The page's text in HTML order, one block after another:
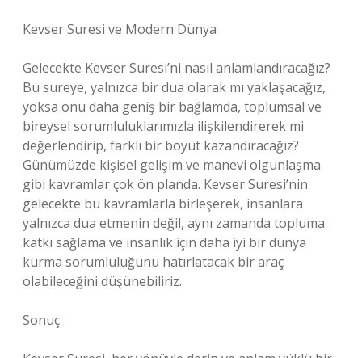
Kevser Suresi ve Modern Dünya
Gelecekte Kevser Suresi’ni nasıl anlamlandıracağız?
Bu sureye, yalnızca bir dua olarak mı yaklaşacağız,
yoksa onu daha geniş bir bağlamda, toplumsal ve
bireysel sorumluluklarımızla ilişkilendirerek mi
değerlendirip, farklı bir boyut kazandıracağız?
Günümüzde kişisel gelişim ve manevi olgunlaşma
gibi kavramlar çok ön planda. Kevser Suresi’nin
gelecekte bu kavramlarla birleşerek, insanlara
yalnızca dua etmenin değil, aynı zamanda topluma
katkı sağlama ve insanlık için daha iyi bir dünya
kurma sorumluluğunu hatırlatacak bir araç
olabileceğini düşünebiliriz.
Sonuç